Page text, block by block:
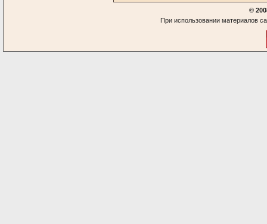
©
При использовании материалов